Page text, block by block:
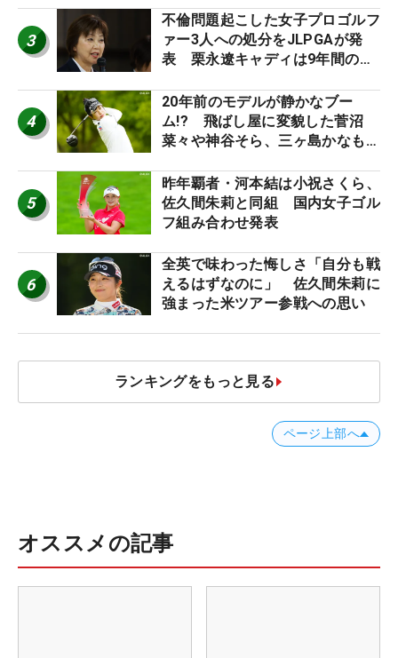
3
不倫問題起こした女子プロゴルフ
ァー3人への処分をJLPGAが発
表 栗永遼キャディは9年間の立
4
20年前のモデルが静かなブー
ム!? 飛ばし屋に変貌した菅沼
菜々や神谷そら、三ヶ島かなも使
ロたちの“飛ばしギア”】
5
昨年覇者・河本結は小祝さくら、
佐久間朱莉と同組 国内女子ゴル
フ組み合わせ発表
6
全英で味わった悔しさ「自分も戦
えるはずなのに」 佐久間朱莉に
強まった米ツアー参戦への思い
ランキングをもっと見る
ページ上部へ
オススメの記事